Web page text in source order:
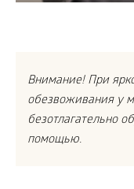
Внимание! При
обезвоживания у
безотлагательно
помощью.